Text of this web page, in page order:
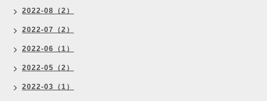
2022-08（2）
2022-07（2）
2022-06（1）
2022-05（2）
2022-03（1）